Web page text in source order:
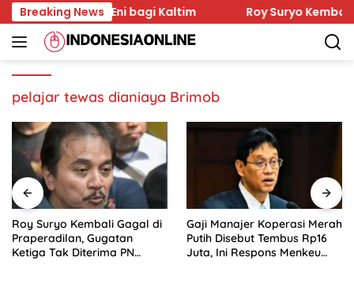
Skip
to
content
Breaking News
Investasi Eni bagi Kaltim Roy Suryo Kembali
pelajar tewas dianiaya Brimob
Roy Suryo Kembali Gagal di
Praperadilan, Gugatan
Ketiga Tak Diterima PN
Gaji Manajer Koperasi Merah
Putih Disebut Tembus Rp16
Juta, Ini Respons Menkeu